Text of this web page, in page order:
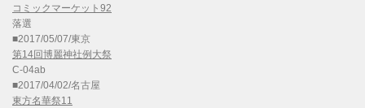
コミックマーケット92
落選
■2017/05/07/東京
第14回博麗神社例大祭
C-04ab
■2017/04/02/名古屋
東方名華祭11